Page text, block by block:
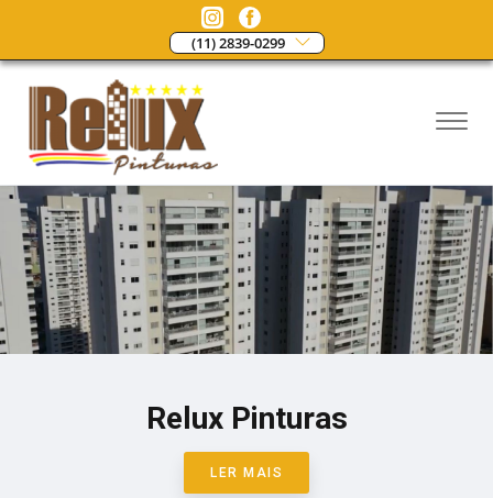
(11) 2839-0299
Relux Pinturas
LER MAIS